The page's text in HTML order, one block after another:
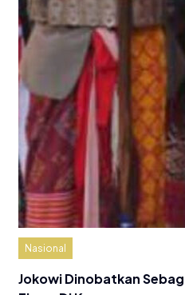
Nasional
Jokowi Dinobatkan